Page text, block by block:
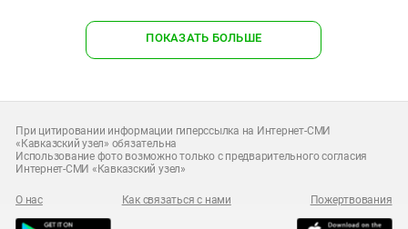
ПОКАЗАТЬ БОЛЬШЕ
При цитировании информации гиперссылка на Интернет-СМИ
«Кавказский узел» обязательна
Использование фото возможно только с предварительного согласия
Интернет-СМИ «Кавказский узел»
О нас Как связаться с нами Пожертвования